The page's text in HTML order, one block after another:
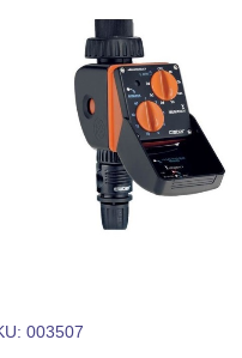
003507